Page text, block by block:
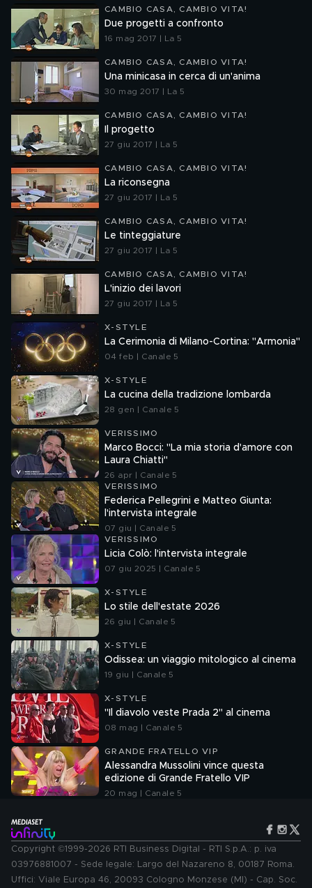
CAMBIO CASA, CAMBIO VITA!
Due progetti a confronto
16 mag 2017 | La 5
CAMBIO CASA, CAMBIO VITA!
Una minicasa in cerca di un'anima
30 mag 2017 | La 5
CAMBIO CASA, CAMBIO VITA!
Il progetto
27 giu 2017 | La 5
CAMBIO CASA, CAMBIO VITA!
La riconsegna
27 giu 2017 | La 5
CAMBIO CASA, CAMBIO VITA!
Le tinteggiature
27 giu 2017 | La 5
CAMBIO CASA, CAMBIO VITA!
L'inizio dei lavori
27 giu 2017 | La 5
X-STYLE
La Cerimonia di Milano-Cortina: "Armonia"
04 feb | Canale 5
X-STYLE
La cucina della tradizione lombarda
28 gen | Canale 5
VERISSIMO
Marco Bocci: "La mia storia d'amore con
Laura Chiatti"
26 apr | Canale 5
VERISSIMO
Federica Pellegrini e Matteo Giunta:
l'intervista integrale
07 giu | Canale 5
VERISSIMO
Licia Colò: l'intervista integrale
07 giu 2025 | Canale 5
X-STYLE
Lo stile dell'estate 2026
26 giu | Canale 5
X-STYLE
Odissea: un viaggio mitologico al cinema
19 giu | Canale 5
X-STYLE
"Il diavolo veste Prada 2" al cinema
08 mag | Canale 5
GRANDE FRATELLO VIP
Alessandra Mussolini vince questa
edizione di Grande Fratello VIP
20 mag | Canale 5
Copyright ©1999-2026 RTI Business Digital - RTI S.p.A.: p. iva
03976881007 - Sede legale: Largo del Nazareno 8, 00187 Roma.
Uffici: Viale Europa 46, 20093 Cologno Monzese (MI) - Cap. Soc.